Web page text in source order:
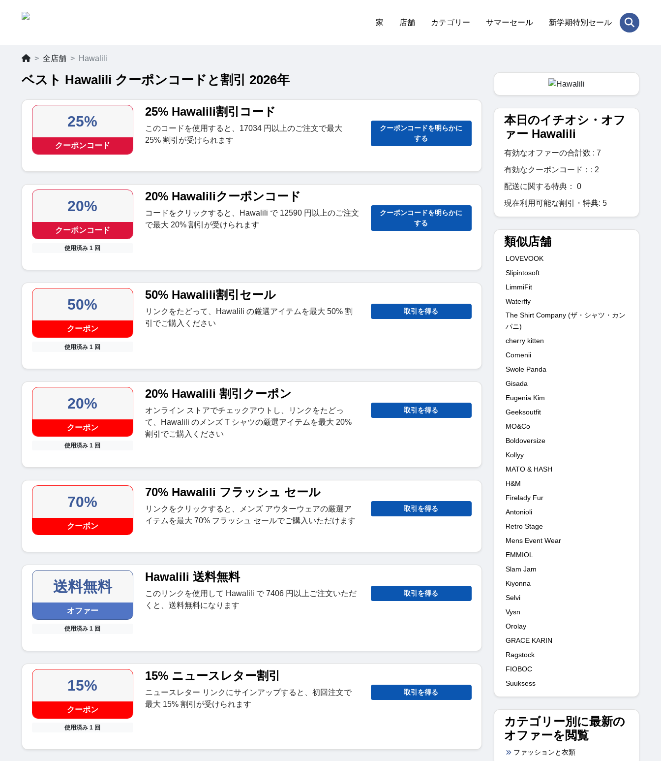
家 店舗 カテゴリー サマーセール 新学期特別セール
全店舗 Hawalili
ベスト Hawalili クーポンコードと割引 2026年
25%
クーポンコード
25% Hawalili割引コード
このコードを使用すると、17034 円以上のご注文で最大
25% 割引が受けられます
クーポンコードを明らかに
する
20%
クーポンコード
使用済み 1 回
20% Hawaliliクーポンコード
コードをクリックすると、Hawalili で 12590 円以上のご注文
で最大 20% 割引が受けられます
クーポンコードを明らかに
する
50%
クーポン
使用済み 1 回
50% Hawalili割引セール
リンクをたどって、Hawalili の厳選アイテムを最大 50% 割
引でご購入ください
取引を得る
20%
クーポン
使用済み 1 回
20% Hawalili 割引クーポン
オンライン ストアでチェックアウトし、リンクをたどっ
て、Hawalili のメンズ T シャツの厳選アイテムを最大 20%
割引でご購入ください
取引を得る
70%
クーポン
70% Hawalili フラッシュ セール
リンクをクリックすると、メンズ アウターウェアの厳選ア
イテムを最大 70% フラッシュ セールでご購入いただけます
取引を得る
送料無料
オファー
使用済み 1 回
Hawalili 送料無料
このリンクを使用して Hawalili で 7406 円以上ご注文いただ
くと、送料無料になります
取引を得る
15%
クーポン
使用済み 1 回
15% ニュースレター割引
ニュースレター リンクにサインアップすると、初回注文で
最大 15% 割引が受けられます
取引を得る
本日のイチオシ・オフ
ァー Hawalili
有効なオファーの合計数 : 7
有効なクーポンコード：: 2
配送に関する特典： 0
現在利用可能な割引・特典: 5
類似店舗
LOVEVOOK
Slipintosoft
LimmiFit
Waterfly
The Shirt Company (ザ・シャツ・カン
パニ)
cherry kitten
Comenii
Swole Panda
Gisada
Eugenia Kim
Geeksoutfit
MO&Co
Boldoversize
Kollyy
MATO & HASH
H&M
Firelady Fur
Antonioli
Retro Stage
Mens Event Wear
EMMIOL
Slam Jam
Kiyonna
Selvi
Vysn
Orolay
GRACE KARIN
Ragstock
FIOBOC
Suuksess
カテゴリー別に最新の
オファーを閲覧
ファッションと衣類